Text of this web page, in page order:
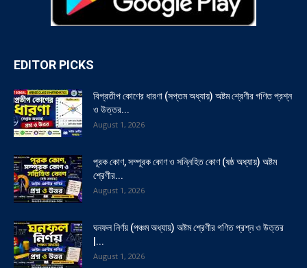
EDITOR PICKS
বিপ্রতীপ কোণের ধারণা (সপ্তম অধ্যায়) অষ্টম শ্রেণীর গণিত প্রশ্ন
ও উত্তর...
August 1, 2026
পূরক কোণ, সম্পূরক কোণ ও সন্নিহিত কোণ (ষষ্ঠ অধ্যায়) অষ্টম
শ্রেণীর...
August 1, 2026
ঘনফল নির্ণয় (পঞ্চম অধ্যায়) অষ্টম শ্রেণীর গণিত প্রশ্ন ও উত্তর
|...
August 1, 2026